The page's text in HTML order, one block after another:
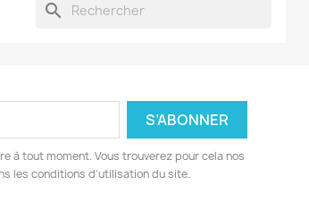
search
à tout moment. Vous trouverez pour cela nos
les conditions d'utilisation du site.